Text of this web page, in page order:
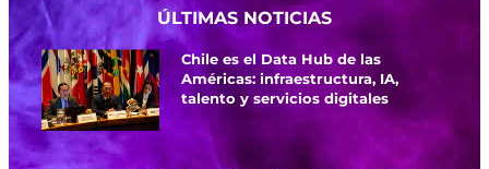
ÚLTIMAS NOTICIAS
Chile es el Data Hub de las
Américas: infraestructura, IA,
talento y servicios digitales